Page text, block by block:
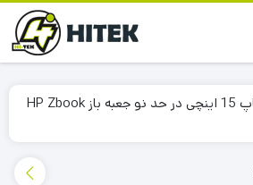
لپ تاپ 15 اینچی در حد نو جعبه باز HP Zbook